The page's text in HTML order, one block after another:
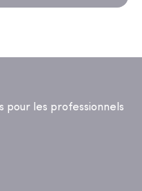
pour les professionnels